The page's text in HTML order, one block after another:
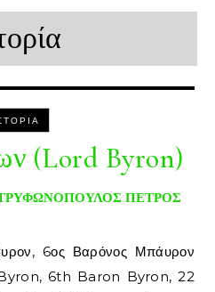
(Lord Byron)
ΠΕΤΡΟΣ
6th Baron Byron, 22